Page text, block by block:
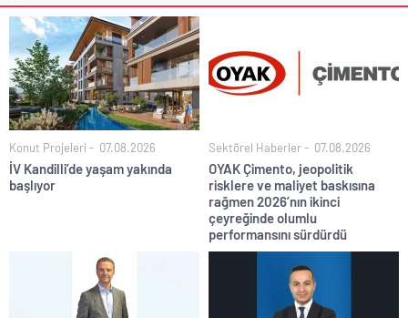
Konut Projeleri 07.08.2026
İV Kandilli’de yaşam yakında
başlıyor
Sektörel Haberler 07.08.2026
OYAK Çimento, jeopolitik
risklere ve maliyet baskısına
rağmen 2026’nın ikinci
çeyreğinde olumlu
performansını sürdürdü